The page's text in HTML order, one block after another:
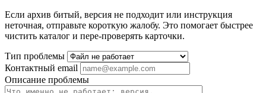
Если архив битый, версия не подходит или инструкция
неточная, отправьте короткую жалобу. Это помогает быстрее
чистить каталог и пере-проверять карточки.
Тип проблемы
Контактный email
Описание проблемы